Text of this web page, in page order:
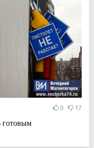
0 17
готовым